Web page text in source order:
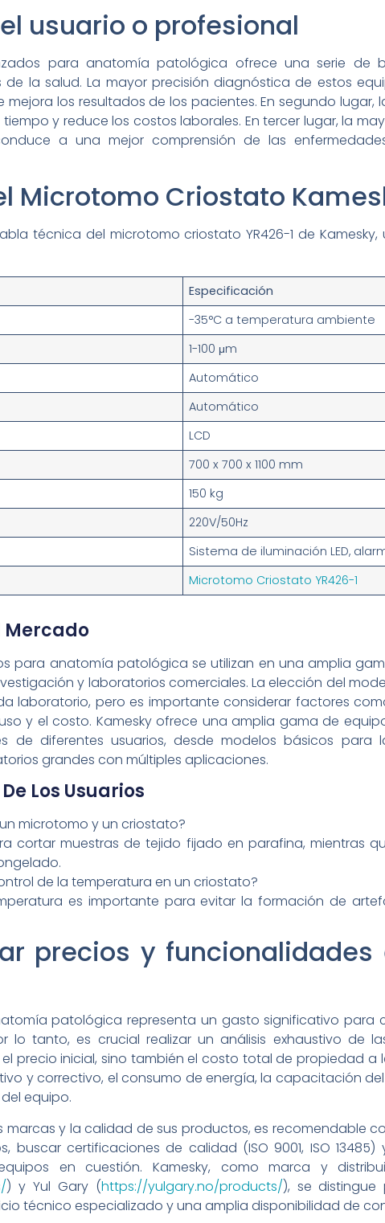
usuario o profesional
para anatomía patológica ofrece una serie de
la salud. La mayor precisión diagnóstica de estos
los resultados de los pacientes. En segundo lugar,
y reduce los costos laborales. En tercer lugar, la
a una mejor comprensión de las
Microtomo Criostato
técnica del microtomo criostato YR426-1 de
Especificación
-35°C a temperatura ambiente
1-100 μm
Automático
Automático
LCD
700 x 700 x 1100 mm
150 kg
220V/50Hz
Sistema de iluminación LED,
Microtomo Criostato YR426-1
Mercado
para anatomía patológica se utilizan en una amplia
y laboratorios comerciales. La elección del
laboratorio, pero es importante considerar factores
y el costo. Kamesky ofrece una amplia gama de
de diferentes usuarios, desde modelos básicos para
grandes con múltiples aplicaciones.
Los Usuarios
microtomo y un criostato?
cortar muestras de tejido fijado en parafina, mientras
de la temperatura en un criostato?
es importante para evitar la formación de
precios y
patológica representa un gasto significativo para
lo tanto, es crucial realizar un análisis exhaustivo de
precio inicial, sino también el costo total de propiedad a
y correctivo, el consumo de energía, la capacitación
equipo.
marcas y la calidad de sus productos, es recomendable
buscar certificaciones de calidad (ISO 9001, ISO
en cuestión. Kamesky, como marca y
) y Yul Gary (https://yulgary.no/products/), se
técnico especializado y una amplia disponibilidad de